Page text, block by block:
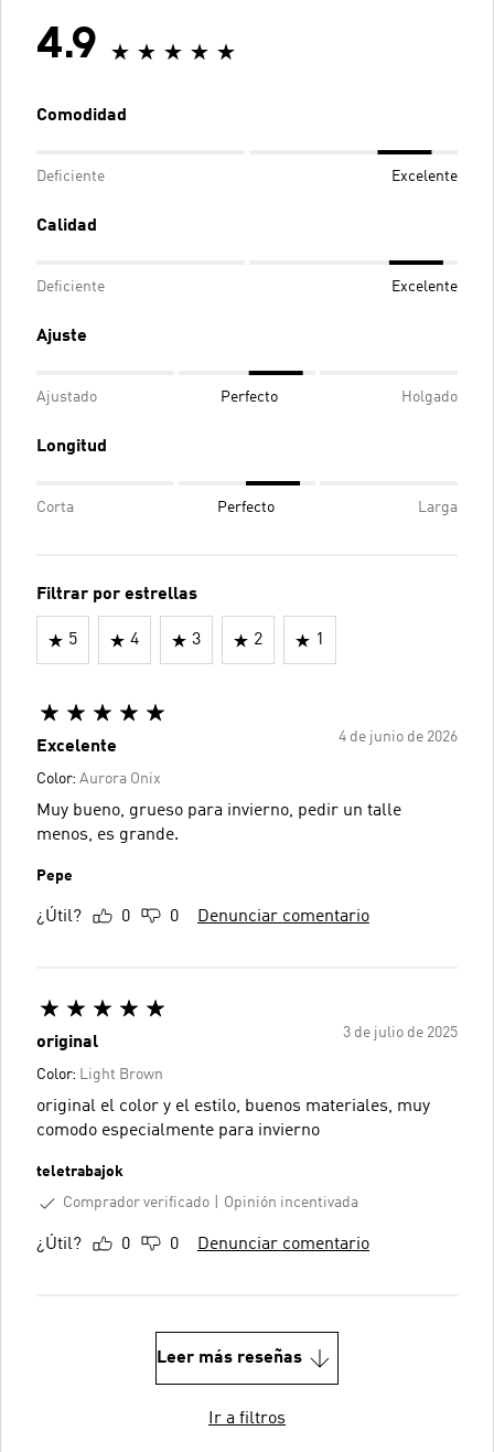
4.9
Comodidad
Deficiente Excelente
Calidad
Deficiente Excelente
Ajuste
Ajustado Perfecto Holgado
Longitud
Corta Perfecto Larga
Filtrar por estrellas
5 4 3 2 1
4 de junio de 2026
Excelente
Color: Aurora Onix
Muy bueno, grueso para invierno, pedir un talle
menos, es grande.
Pepe
¿Útil? 0 0 Denunciar comentario
3 de julio de 2025
original
Color: Light Brown
original el color y el estilo, buenos materiales, muy
comodo especialmente para invierno
teletrabajok
Comprador verificado
Opinión incentivada
¿Útil? 0 0 Denunciar comentario
Leer más reseñas
Ir a filtros